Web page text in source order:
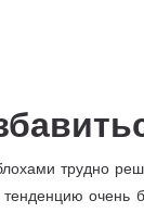
трудно
очень